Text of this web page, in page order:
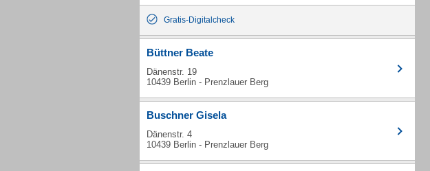
Gratis-Digitalcheck
Büttner Beate
Dänenstr. 19
10439 Berlin - Prenzlauer Berg
Buschner Gisela
Dänenstr. 4
10439 Berlin - Prenzlauer Berg